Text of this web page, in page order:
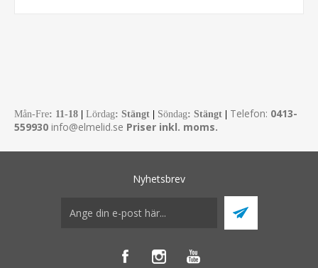
Mån-Fre: 11-18 Lördag: Stängt Söndag: Stängt Telefon: 0413-
559930 info@elmelid.se Priser inkl. moms.
Nyhetsbrev